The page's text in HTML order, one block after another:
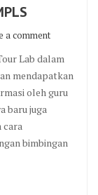
a comment
Lab dalam
mendapatkan
oleh guru
baru juga
cara
bimbingan